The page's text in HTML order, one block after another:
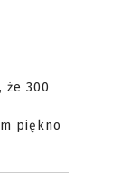
że 300
piękno